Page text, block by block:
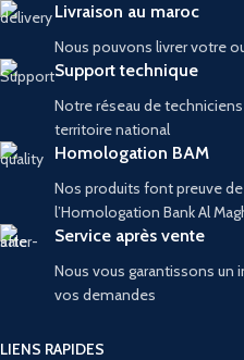
Livraison au maroc
Nous pouvons livrer votre
Support technique
Notre réseau de
territoire national
Homologation BAM
Nos produits font preuve
l’Homologation Bank Al
Service après vente
Nous vous garantissons un
vos demandes
LIENS RAPIDES